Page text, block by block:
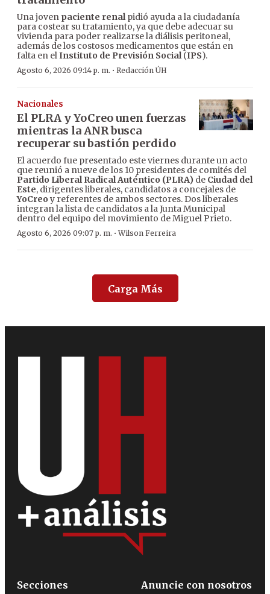
Una joven paciente renalpidió ayuda a la ciudadanía
para costear su tratamiento, ya que debe adecuar su
vivienda para poder realizarse la diálisis peritoneal,
además de los costosos medicamentos que están en
falta en elInstituto de Previsión Social(IPS).
Agosto 6, 2026 09:14 p. m. · Redacción ÚH
Nacionales
El PLRA y YoCreo unen fuerzas
mientras la ANR busca
recuperar su bastión perdido
El acuerdo fue presentado este viernes durante un acto
que reunió a nueve de los 10 presidentes de comités del
Partido Liberal Radical Auténtico (PLRA) de Ciudad del
Este, dirigentes liberales, candidatos a concejales de
YoCreo y referentes de ambos sectores. Dos liberales
integran la lista de candidatos a la Junta Municipal
dentro del equipo del movimiento de Miguel Prieto.
Agosto 6, 2026 09:07 p. m. ·Wilson Ferreira
Carga Más
Secciones
Anuncie con nosotros